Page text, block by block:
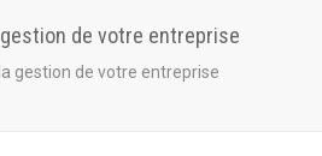
de votre entreprise
gestion de votre entreprise